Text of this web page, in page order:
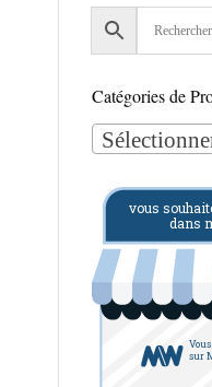
Catégories de
vous
dans
sur